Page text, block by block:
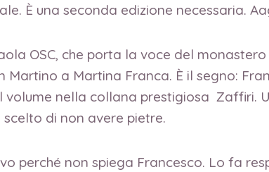
È una seconda edizione necessaria.
OSC, che porta la voce del
a Martina Franca. È il segno:
volume nella collana prestigiosa Zaffiri.
di non avere pietre.
perché non spiega Francesco. Lo fa